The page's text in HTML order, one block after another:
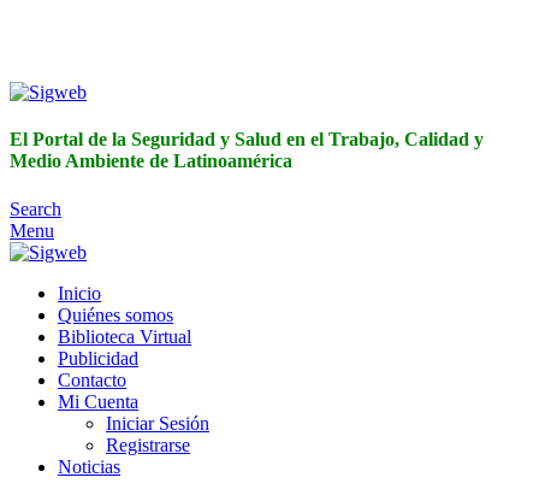
El Portal de la Seguridad y Salud en el Trabajo, Calidad y
Medio Ambiente de Latinoamérica
Search
Menu
Inicio
Quiénes somos
Biblioteca Virtual
Publicidad
Contacto
Mi Cuenta
Iniciar Sesión
Registrarse
Noticias